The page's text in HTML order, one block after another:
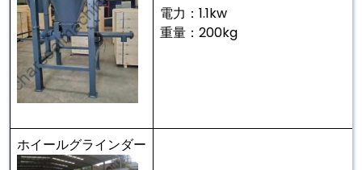
電力：1.1kw
重量：200kg
ホイールグラインダー